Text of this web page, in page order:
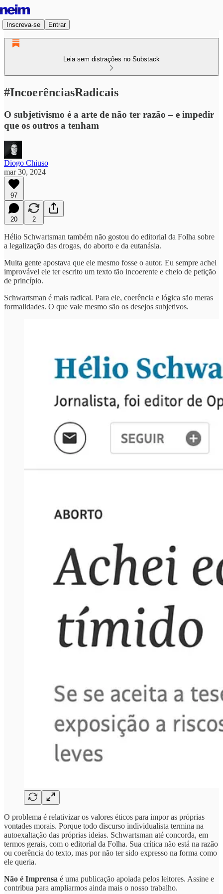
Inscreva-se Entrar
Leia sem distrações no Substack
#IncoerênciasRadicais
O subjetivismo é a arte de não ter razão – e impedir
que os outros a tenham
Diogo Chiuso
mar 30, 2024
97
20 2
Hélio Schwartsman também não gostou do editorial da Folha sobre
a legalização das drogas, do aborto e da eutanásia.
Muita gente apostava que ele mesmo fosse o autor. Eu sempre achei
improvável ele ter escrito um texto tão incoerente e cheio de petição
de princípio.
Schwartsman é mais radical. Para ele, coerência e lógica são meras
formalidades. O que vale mesmo são os desejos subjetivos.
O problema é relativizar os valores éticos para impor as próprias
vontades morais. Porque todo discurso individualista termina na
autoexaltação das próprias ideias. Schwartsman até concorda, em
termos gerais, com o editorial da Folha. Sua crítica não está na razão
ou coerência do texto, mas por não ter sido expresso na forma como
ele queria.
Não é Imprensa é uma publicação apoiada pelos leitores. Assine e
contribua para ampliarmos ainda mais o nosso trabalho.